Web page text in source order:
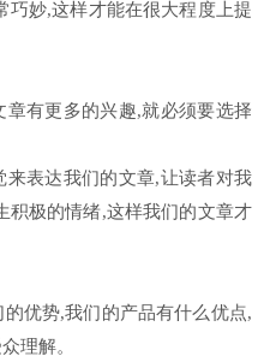
巧妙,这样才能在很大程度上提
有更多的兴趣,就必须要选择
表达我们的文章,让读者对我
积极的情绪,这样我们的文章才
优势,我们的产品有什么优点,
理解。